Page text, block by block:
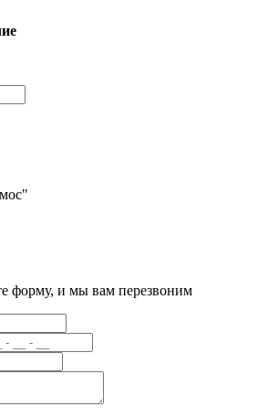
форму, и мы вам перезвоним